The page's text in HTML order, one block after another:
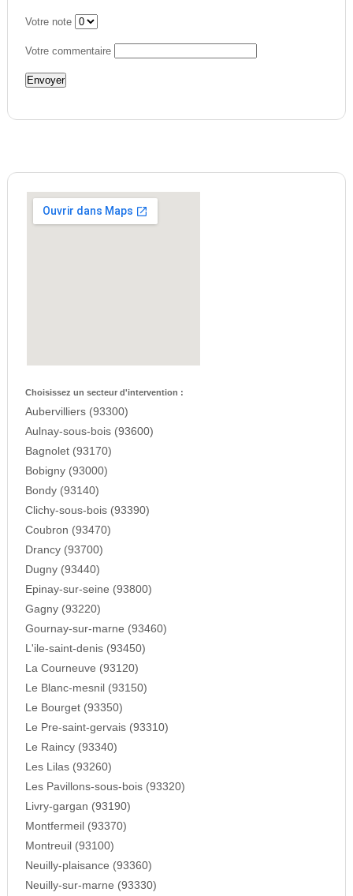
Votre note
Votre commentaire
Choisissez un secteur d'intervention :
Aubervilliers (93300)
Aulnay-sous-bois (93600)
Bagnolet (93170)
Bobigny (93000)
Bondy (93140)
Clichy-sous-bois (93390)
Coubron (93470)
Drancy (93700)
Dugny (93440)
Epinay-sur-seine (93800)
Gagny (93220)
Gournay-sur-marne (93460)
L'ile-saint-denis (93450)
La Courneuve (93120)
Le Blanc-mesnil (93150)
Le Bourget (93350)
Le Pre-saint-gervais (93310)
Le Raincy (93340)
Les Lilas (93260)
Les Pavillons-sous-bois (93320)
Livry-gargan (93190)
Montfermeil (93370)
Montreuil (93100)
Neuilly-plaisance (93360)
Neuilly-sur-marne (93330)